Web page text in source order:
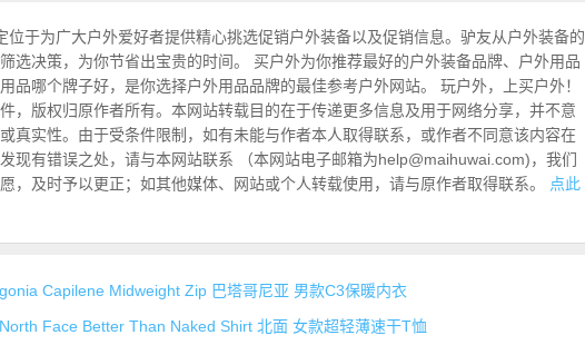
位于为广大户外爱好者提供精心挑选促销户外装备以及促销信息。驴友从户外装备的
选决策，为你节省出宝贵的时间。 买户外为你推荐最好的户外装备品牌、户外用品
品哪个牌子好，是你选择户外用品品牌的最佳参考户外网站。 玩户外，上买户外！
，版权归原作者所有。本网站转载目的在于传递更多信息及用于网络分享，并不意
真实性。由于受条件限制，如有未能与作者本人取得联系，或作者不同意该内容在
现有错误之处，请与本网站联系 （本网站电子邮箱为help@maihuwai.com)，我们
，及时予以更正；如其他媒体、网站或个人转载使用，请与原作者取得联系。
点此
Capilene Midweight Zip 巴塔哥尼亚 男款C3保暖内衣
Face Better Than Naked Shirt 北面 女款超轻薄速干T恤